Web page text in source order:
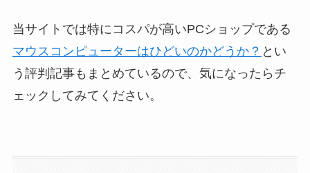
当サイトでは特にコスパが高いPCショップである
マウスコンピューターはひどいのかどうか？ とい
う評判記事もまとめているので、気になったらチ
ェックしてみてください。